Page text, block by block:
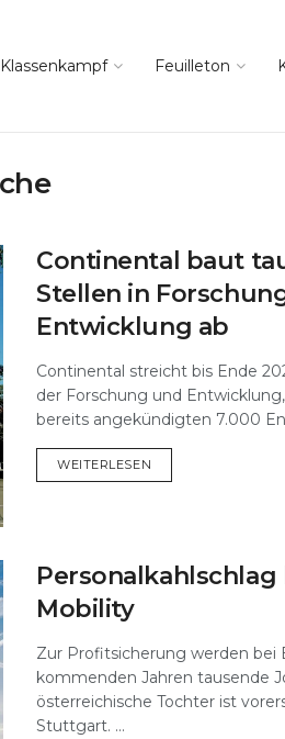
Klassenkampf Feuilleton
Continental baut
Stellen in
Entwicklung ab
Continental streicht bis Ende
der Forschung und
bereits angekündigten 7.000
WEITERLESEN
Personalkahlschlag
Mobility
Zur Profitsicherung werden bei
kommenden Jahren tausende
österreichische Tochter ist
Stuttgart. ...